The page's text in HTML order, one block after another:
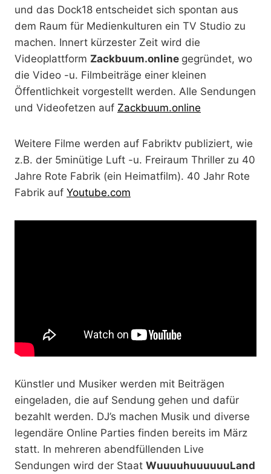
und das Dock18 entscheidet sich spontan aus
dem Raum für Medienkulturen ein TV Studio zu
machen. Innert kürzester Zeit wird die
Videoplattform Zackbuum.online gegründet, wo
die Video -u. Filmbeiträge einer kleinen
Öffentlichkeit vorgestellt werden. Alle Sendungen
und Videofetzen auf Zackbuum.online
Weitere Filme werden auf Fabriktv publiziert, wie
z.B. der 5minütige Luft -u. Freiraum Thriller zu 40
Jahre Rote Fabrik (ein Heimatfilm). 40 Jahr Rote
Fabrik auf Youtube.com
Künstler und Musiker werden mit Beiträgen
eingeladen, die auf Sendung gehen und dafür
bezahlt werden. DJ’s machen Musik und diverse
legendäre Online Parties finden bereits im März
statt. In mehreren abendfüllenden Live
Sendungen wird der Staat WuuuuhuuuuuuLand